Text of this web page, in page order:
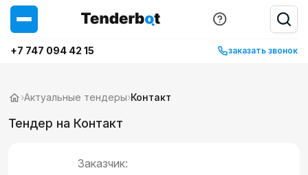
+7 747 094 42 15 заказать звонок
›Актуальные тендеры›Контакт
Тендер на Контакт
Заказчик: